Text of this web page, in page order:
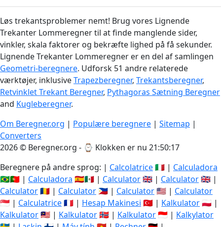
Løs trekantsproblemer nemt! Brug vores Lignende
Trekanter Lommeregner til at finde manglende sider,
vinkler, skala faktorer og bekræfte lighed på få sekunder.
Lignende Trekanter Lommeregner er en del af samlingen
Geometri-beregnere. Udforsk 51 andre relaterede
værktøjer, inklusiveTrapezberegner, Trekantsberegner,
Retvinklet Trekant Beregner, Pythagoras Sætning Beregner
and Kugleberegner.
Om Beregner.org | Populære beregnere | Sitemap |
Converters
2026 © Beregner.org - ⌚ Klokken er nu 21:50:18
Beregnere på andre sprog: | Calcolatrice🇮🇹 | Calculadora
🇧🇷🇵🇹 | Calculadora 🇪🇸🇲🇽 | Calculator🇬🇧 | Calculator🇬🇧 |
Calculator🇷🇴 | Calculator 🇵🇭 | Calculator🇺🇸 | Calculator
🇸🇬 | Calculatrice🇫🇷 | Hesap Makinesi 🇹🇷 | Kalkulator🇵🇱 |
Kalkulator🇲🇾 | Kalkulator🇳🇴 | Kalkulator🇮🇩 | Kalkylator